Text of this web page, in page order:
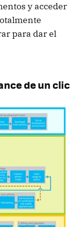
y acceder
para dar el
de un clic